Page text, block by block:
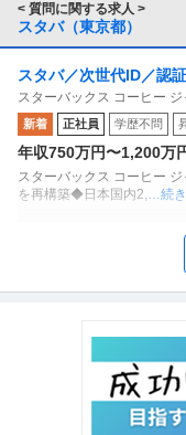
< 質問に関する求人 >
スタバ（東京都）
スタバ／次世代ID／認
万人の店舗従業員の業
スターバックス コーヒー
新着 正社員 学歴不問
年収750万円〜1,200万
スターバックス コーヒー
を再構築◆日本国内2,…続
プロダクトマネージャ
ス）
株式会社DIRIGIO
【職種】Webサービス・制
ーネット＞インターネット